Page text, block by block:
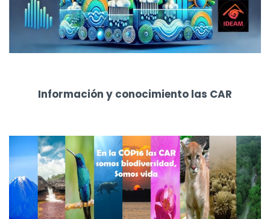
Información y conocimiento las CAR